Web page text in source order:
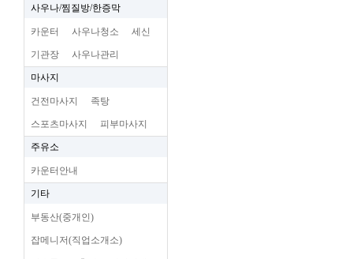
사우나/찜질방/한증막
카운터 사우나청소 세신
기관장 사우나관리
마사지
건전마사지 족탕
스포츠마사지 피부마사지
주유소
카운터안내
기타
부동산(중개인)
잡메니저(직업소개소)